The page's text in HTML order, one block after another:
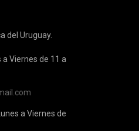
del Uruguay.
a Viernes de 11 a
a Viernes de